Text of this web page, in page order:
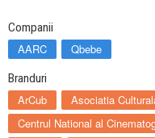
Companii
AARC Qbebe
Branduri
ArCub Asociatia
Centrul National al